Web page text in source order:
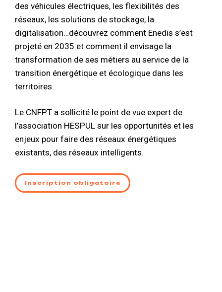
des véhicules électriques, les flexibilités des
réseaux, les solutions de stockage, la
digitalisation…découvrez comment Enedis s’est
projeté en 2035 et comment il envisage la
transformation de ses métiers au service de la
transition énergétique et écologique dans les
territoires.
Le CNFPT a sollicité le point de vue expert de
l’association HESPUL sur les opportunités et les
enjeux pour faire des réseaux énergétiques
existants, des réseaux intelligents.
Inscription obligatoire